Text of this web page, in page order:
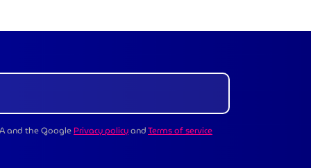
and the GooglePrivacy policyandTerms of service